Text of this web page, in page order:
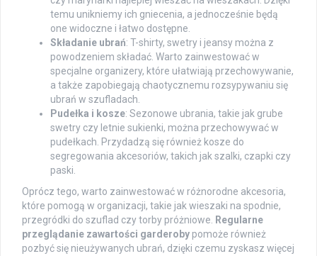
temu unikniemy ich gniecenia, a jednocześnie będą
one widoczne i łatwo dostępne.
Składanie ubrań: T-shirty, swetry i jeansy można z
powodzeniem składać. Warto zainwestować w
specjalne organizery, które ułatwiają przechowywanie,
a także zapobiegają chaotycznemu rozsypywaniu się
ubrań w szufladach.
Pudełka i kosze: Sezonowe ubrania, takie jak grube
swetry czy letnie sukienki, można przechowywać w
pudełkach. Przydadzą się również kosze do
segregowania akcesoriów, takich jak szalki, czapki czy
paski.
Oprócz tego, warto zainwestować w różnorodne akcesoria,
które pomogą w organizacji, takie jak wieszaki na spodnie,
przegródki do szuflad czy torby próżniowe. Regularne
przeglądanie zawartości garderoby pomoże również
pozbyć się nieużywanych ubrań, dzięki czemu zyskasz więcej